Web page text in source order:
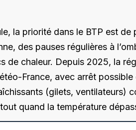
la priorité dans le BTP est
des pauses régulières à
de chaleur. Depuis 2025, la
France, avec arrêt
(gilets, ventilateurs)
quand la température